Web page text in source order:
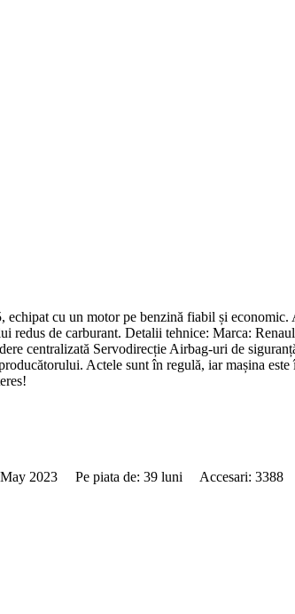
cu un motor pe benzină fiabil și economic.
redus de carburant. Detalii tehnice: Marca:
centralizată Servodirecție Airbag-uri de
Actele sunt în regulă, iar mașina
May 2023 Pe piata de: 39 luni Accesari: 3388